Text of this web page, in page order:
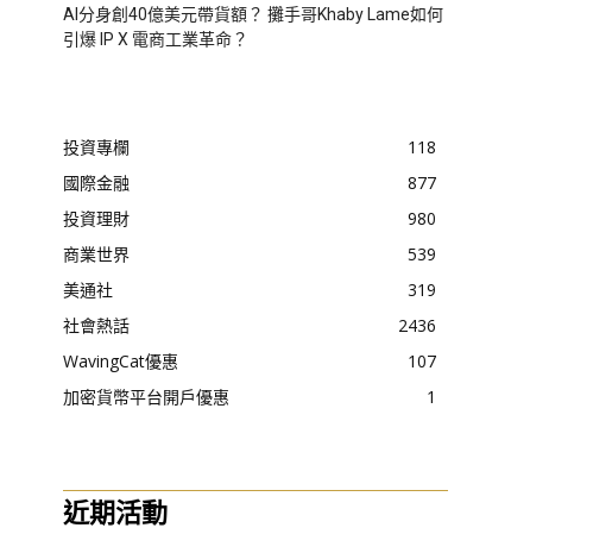
AI分身創40億美元帶貨額？ 攤手哥Khaby Lame如何
引爆 IP X 電商工業革命？
投資專欄
118
國際金融
877
投資理財
980
商業世界
539
美通社
319
社會熱話
2436
WavingCat優惠
107
加密貨幣平台開戶優惠
1
近期活動